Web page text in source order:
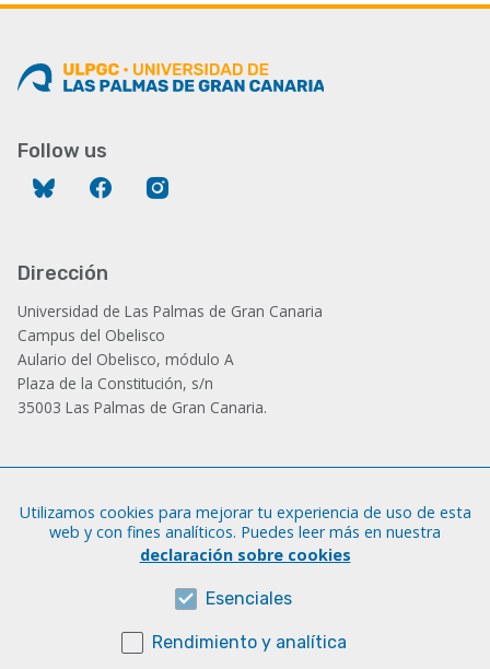
Follow us
Bluesky Facebook
Dirección
Universidad de Las Palmas de Gran Canaria
Campus del Obelisco
Aulario del Obelisco, módulo A
Plaza de la Constitución, s/n
35003 Las Palmas de Gran Canaria.
Tfno.: +34 928 452 771 / 452 787
Fax: +34 928 451 701
Sobre esta web
Utilizamos cookies para mejorar tu experiencia de uso de esta
web y con fines analíticos. Puedes leer más en nuestra
declaración sobre cookies
Esenciales
Rendimiento y analítica